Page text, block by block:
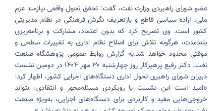
عضو شورای راهبردی وزارت نفت، گفت: تحقق تحول واقعی نیازمند عزم
ملی، اراده سیاسی قاطع و بازتعریف نگرش فرهنگی در نظام مدیریتی
کشور است. وی تصریح کرد که بدون اعتماد، مشارکت و برنامه‌ریزی
بلندمدت، هرگونه تلاش برای اصلاح نظام اداری به تغییرات سطحی و
موقتی محدود خواهد شد.به گزارش روابط عمومی پژوهشگاه صنعت
نفت، دکتر رفیع پرهیزکار روز چهارشنبه ۳۰ مهر ۱۴۰۴ در دومین نشست
دبیران شورای راهبری تحول اداری دستگاه‌های اجرایی کشور، اظهار کرد:
«امید است این نشست با رویکردی مسئله‌محور و انتقادی، بتواند
خروجی‌هایی مفید و کاربردی برای دستگاه‌های اجرایی، به‌ویژه صنعت